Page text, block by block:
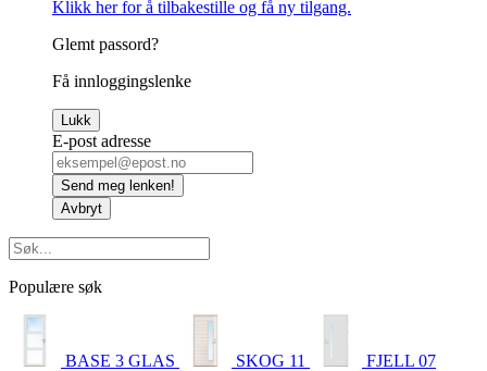
Klikk her for å tilbakestille og få ny tilgang.
Glemt passord?
Få innloggingslenke
Lukk
E-post adresse
Send meg lenken!
Avbryt
Populære søk
BASE 3 GLAS SKOG 11 FJELL 07